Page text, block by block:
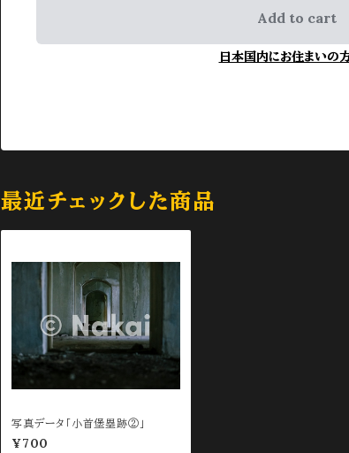
Add to cart
日本国内にお住まいの
最近チェックした商品
写真データ「小首堡塁跡②」
¥700